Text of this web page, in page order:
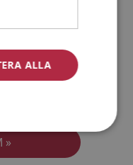
ALLA